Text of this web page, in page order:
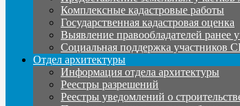
Комплексные кадастровые работы
Государственная кадастровая оценка
Выявление правообладателей ранее
Социальная поддержка участников
Отдел архитектуры
Информация отдела архитектуры
Реестры разрешений
Реестры уведомлений о